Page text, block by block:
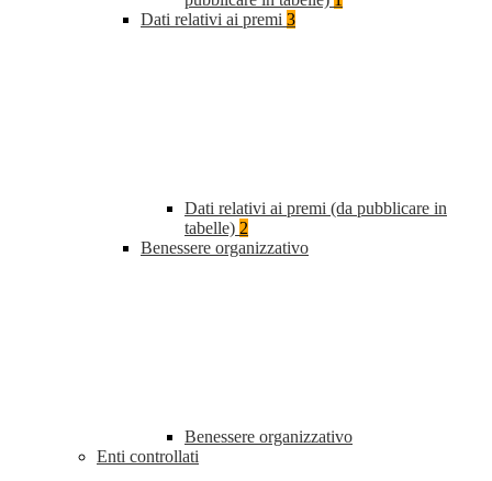
Dati relativi ai premi 3
Dati relativi ai premi (da pubblicare in
tabelle) 2
Benessere organizzativo
Benessere organizzativo
Enti controllati